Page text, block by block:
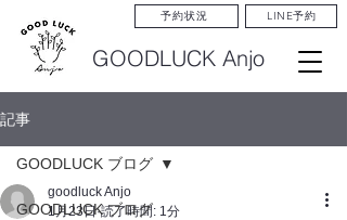
予約状況 LINE予約
GOODLUCK Anjo
記事
GOODLUCK ブログ
GOODLUCK ブログ
goodluck Anjo
1月23日 読了時間: 1分